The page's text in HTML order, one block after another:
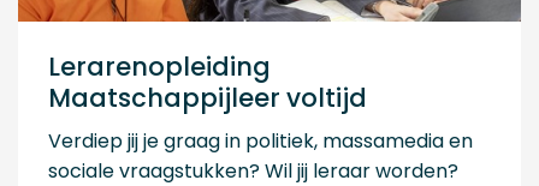
Lerarenopleiding
Maatschappijleer voltijd
Verdiep jij je graag in politiek, massamedia en
sociale vraagstukken? Wil jij leraar worden?